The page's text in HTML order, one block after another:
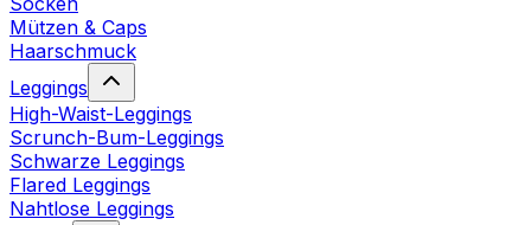
Mützen & Caps
Haarschmuck
Leggings
High-Waist-Leggings
Scrunch-Bum-Leggings
Schwarze Leggings
Flared Leggings
Nahtlose Leggings